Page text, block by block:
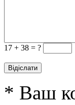
17 + 38 = ?
* Ваш